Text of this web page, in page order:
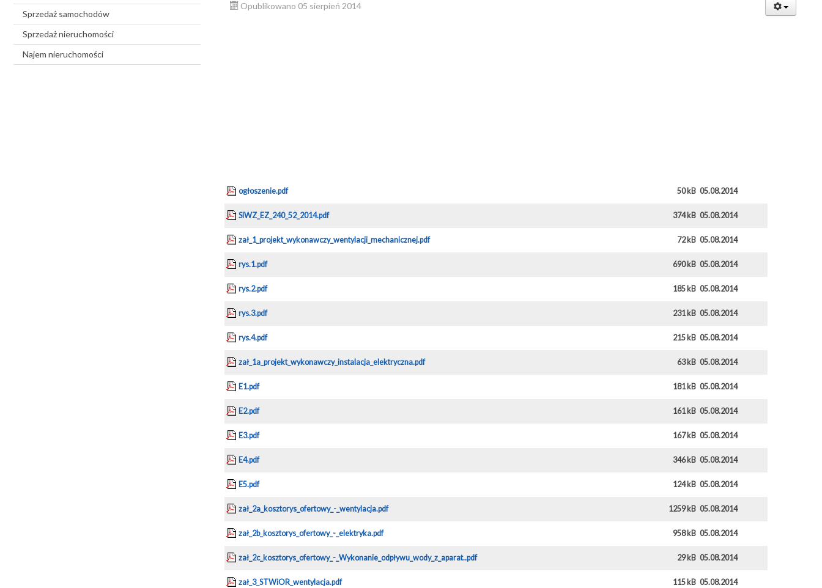
Sprzedaż samochodów
Sprzedaż nieruchomości
Najem nieruchomości
Opublikowano 05 sierpień 2014
ogłoszenie.pdf 50 kB 05.08.2014
SIWZ_EZ_240_52_2014.pdf 374 kB 05.08.2014
zał_1_projekt_wykonawczy_wentylacji_mechanicznej.pdf 72 kB 05.08.2014
rys.1.pdf 690 kB 05.08.2014
rys.2.pdf 185 kB 05.08.2014
rys.3.pdf 231 kB 05.08.2014
rys.4.pdf 215 kB 05.08.2014
zał_1a_projekt_wykonawczy_instalacja_elektryczna.pdf 63 kB 05.08.2014
E1.pdf 181 kB 05.08.2014
E2.pdf 161 kB 05.08.2014
E3.pdf 167 kB 05.08.2014
E4.pdf 346 kB 05.08.2014
E5.pdf 124 kB 05.08.2014
zał_2a_kosztorys_ofertowy_-_wentylacja.pdf 1259 kB 05.08.2014
zał_2b_kosztorys_ofertowy_-_elektryka.pdf 958 kB 05.08.2014
zał_2c_kosztorys_ofertowy_-_Wykonanie_odpływu_wody_z_aparat..pdf 29 kB 05.08.2014
zał_3_STWiOR_wentylacja.pdf 115 kB 05.08.2014